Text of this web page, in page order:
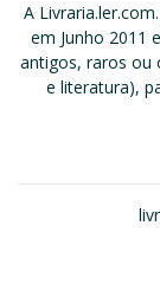
A
em Junho 2011
antigos, raros ou
e literatura),